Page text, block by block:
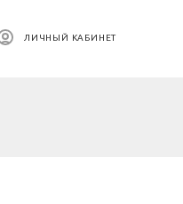
ЛИЧНЫЙ КАБИНЕТ